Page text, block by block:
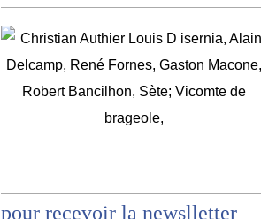
pour recevoir la newslletter